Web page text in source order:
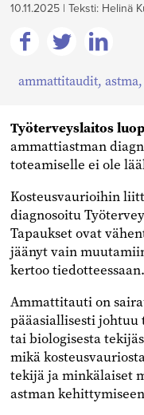
10.11.2025 | Teksti: Helinä
Facebookissa
Twitterissä
Linkedinissä
ammattitaudit, astma,
Työterveyslaitos
ammattiastman
toteamiselle ei ole
Kosteusvaurioihin
diagnosoitu
Tapaukset ovat
jäänyt vain
kertoo tiedotteessaan.
Ammattitauti on
pääasiallisesti johtuu
tai biologisesta
mikä
tekijä ja minkälaiset
astman